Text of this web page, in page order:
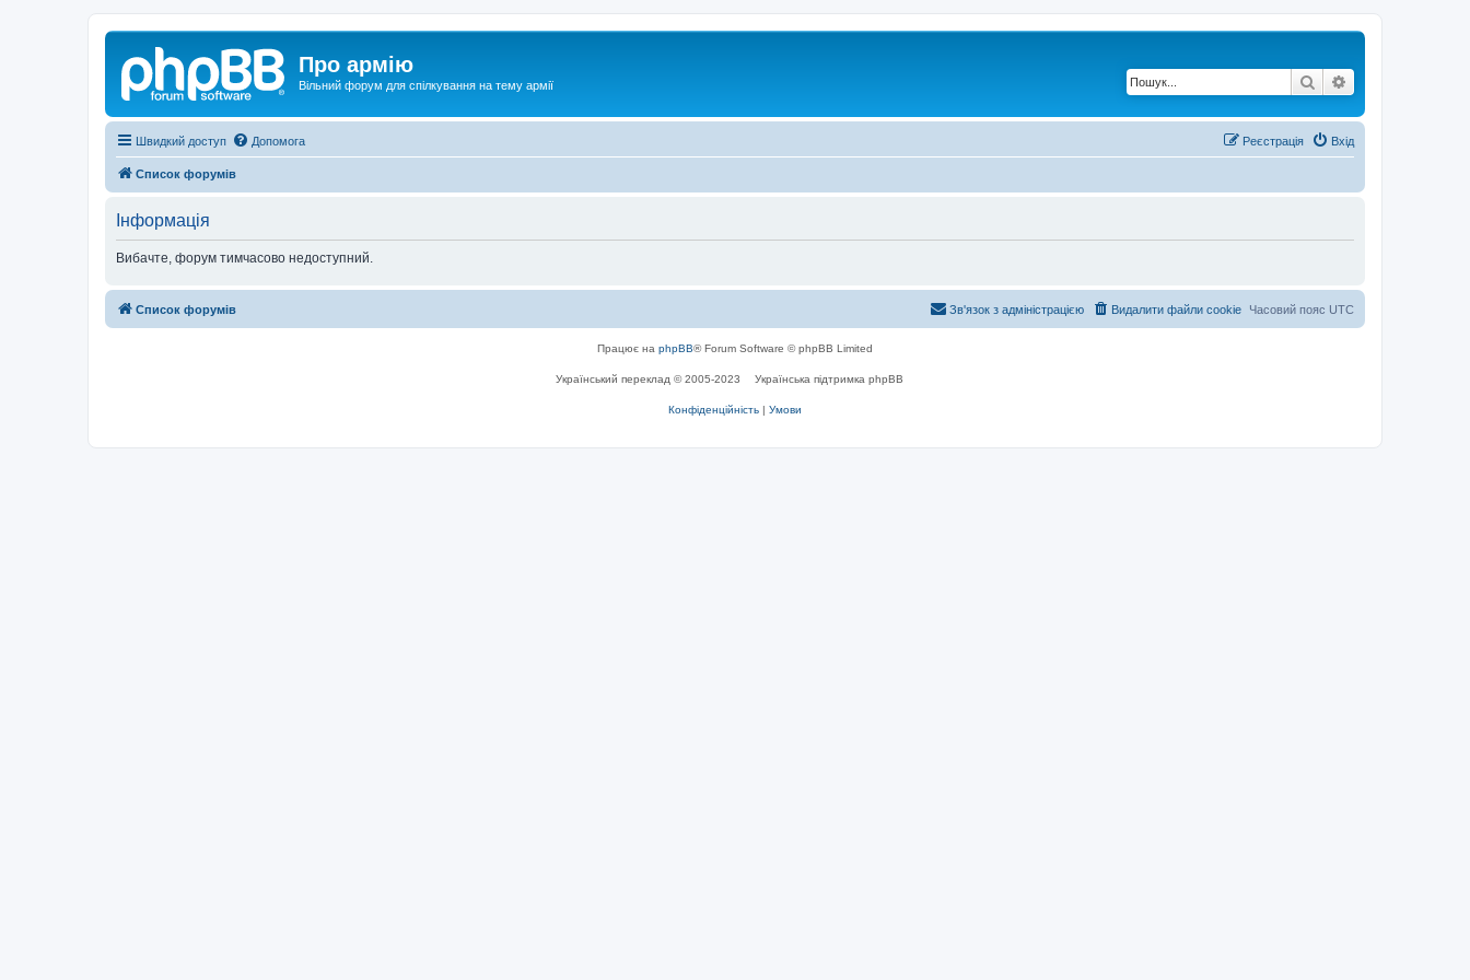
Про армію
Вільний форум для спілкування на тему армії Пошук
Швидкий доступ Допомога Вхід
Реєстрація
Список форумів
Інформація
Вибачте, форум тимчасово недоступний.
Список форумів Часовий пояс UTC
Видалити файли cookie
Зв'язок з адміністрацією
Працює на phpBB® Forum Software © phpBB Limited
Український переклад © 2005-2023 Українська підтримка phpBB
Конфіденційність | Умови